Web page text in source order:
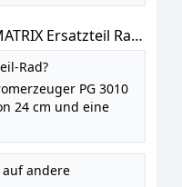
Ersatzteil Rad
Rad?
PG 3010
24 cm und eine
auf andere